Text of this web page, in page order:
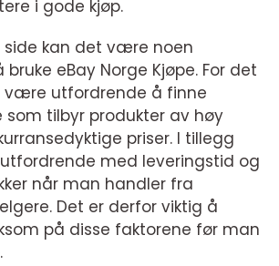
i gode kjøp.
side kan det være noen
eBay Norge Kjøpe. For det
være utfordrende å finne
som tilbyr produkter av høy
priser. I tillegg
med leveringstid og
når man handler fra
Det er derfor viktig å
på disse faktorene før man